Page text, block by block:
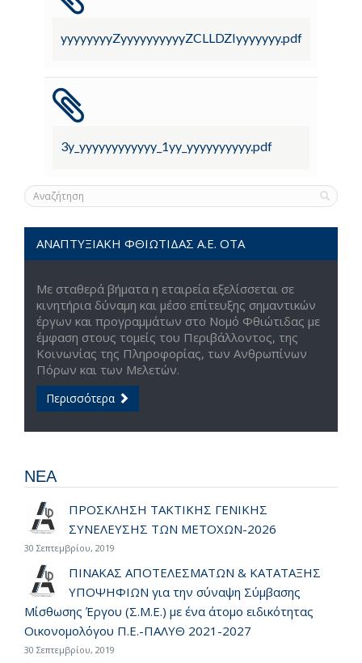
yyyyyyyyZyyyyyyyyyyZCLLDZIyyyyyyy.pdf
3y_yyyyyyyyyyyy_1yy_yyyyyyyyyy.pdf
ΑΝΑΠΤΥΞΙΑΚΗ ΦΘΙΩΤΙΔΑΣ Α.Ε. ΟΤΑ
Με σταθερά βήματα η εταιρεία εξελίσσεται σε
κινητήρια δύναμη και μέσο επίτευξης σημαντικών
έργων και προγραμμάτων στο Νομό Φθιώτιδας με
έμφαση στους τομείς του Περιβάλλοντος, της
Κοινωνίας της Πληροφορίας, των Ανθρωπίνων
Πόρων και των Μελετών.
Περισσότερα
ΝΕΑ
ΠΡΟΣΚΛΗΣΗ ΤΑΚΤΙΚΗΣ ΓΕΝΙΚΗΣ
ΣΥΝΕΛΕΥΣΗΣ ΤΩΝ ΜΕΤΟΧΩΝ-2026
30 Σεπτεμβρίου, 2019
ΠΙΝΑΚΑΣ ΑΠΟΤΕΛΕΣΜΑΤΩΝ & ΚΑΤΑΤΑΞΗΣ
ΥΠΟΨΗΦΙΩΝ για την σύναψη Σύμβασης
Μίσθωσης Έργου (Σ.Μ.Ε.) με ένα άτομο ειδικότητας
Οικονομολόγου Π.Ε.-ΠΑΛΥΘ 2021-2027
30 Σεπτεμβρίου, 2019